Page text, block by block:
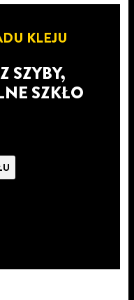
KLEJU
SZYBY,
SZKŁO